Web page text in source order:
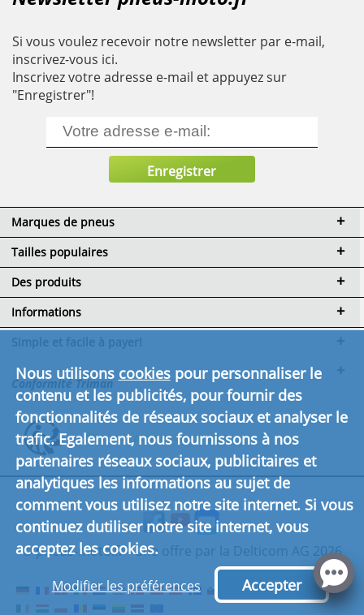
Si vous voulez recevoir notre newsletter par e-mail,
inscrivez-vous ici.
Inscrivez votre adresse e-mail et appuyez sur
"Enregistrer"!
Marques de pneus
Tailles populaires
Des produits
Informations
et de livraison
Inscription partenaire de
Conformité Triman
Cliquez ici pour en savoir plus.
© pneus-moto.fr - une offre par la Delticom AG 2026
Nous utilisons cookiespour personnaliser le
contenu et les publicités, pour fournir des
fonctionnalités de réseaux sociaux et analyser le
trafic. Egalement, nous fournissons à nos
partenaires réseaux sociaux, publicitaires et
analytiques les informations au sujet de
comment vous utilisez notre site internet. Si vous
continuez dutiliser notre site internet, vous
acceptez les cookies.
Modifier les préférences Accepter